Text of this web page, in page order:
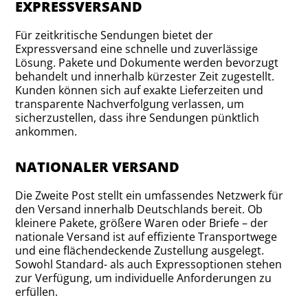
EXPRESSVERSAND
Für zeitkritische Sendungen bietet der
Expressversand eine schnelle und zuverlässige
Lösung. Pakete und Dokumente werden bevorzugt
behandelt und innerhalb kürzester Zeit zugestellt.
Kunden können sich auf exakte Lieferzeiten und
transparente Nachverfolgung verlassen, um
sicherzustellen, dass ihre Sendungen pünktlich
ankommen.
NATIONALER VERSAND
Die Zweite Post stellt ein umfassendes Netzwerk für
den Versand innerhalb Deutschlands bereit. Ob
kleinere Pakete, größere Waren oder Briefe – der
nationale Versand ist auf effiziente Transportwege
und eine flächendeckende Zustellung ausgelegt.
Sowohl Standard- als auch Expressoptionen stehen
zur Verfügung, um individuelle Anforderungen zu
erfüllen.